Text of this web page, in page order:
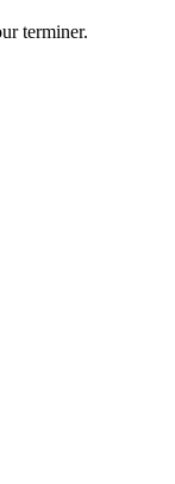
terminer.